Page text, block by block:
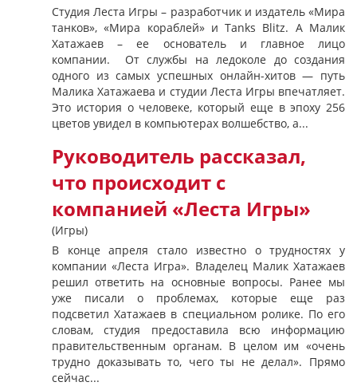
Студия Леста Игры – разработчик и издатель «Мира
танков», «Мира кораблей» и Tanks Blitz. А Малик
Хатажаев – ее основатель и главное лицо
компании. От службы на ледоколе до создания
одного из самых успешных онлайн-хитов — путь
Малика Хатажаева и студии Леста Игры впечатляет.
Это история о человеке, который еще в эпоху 256
цветов увидел в компьютерах волшебство, а...
Руководитель рассказал,
что происходит с
компанией «Леста Игры»
(Игры)
В конце апреля стало известно о трудностях у
компании «Леста Игра». Владелец Малик Хатажаев
решил ответить на основные вопросы. Ранее мы
уже писали о проблемах, которые еще раз
подсветил Хатажаев в специальном ролике. По его
словам, студия предоставила всю информацию
правительственным органам. В целом им «очень
трудно доказывать то, чего ты не делал». Прямо
сейчас...